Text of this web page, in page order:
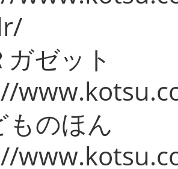
ゼット
ものほん